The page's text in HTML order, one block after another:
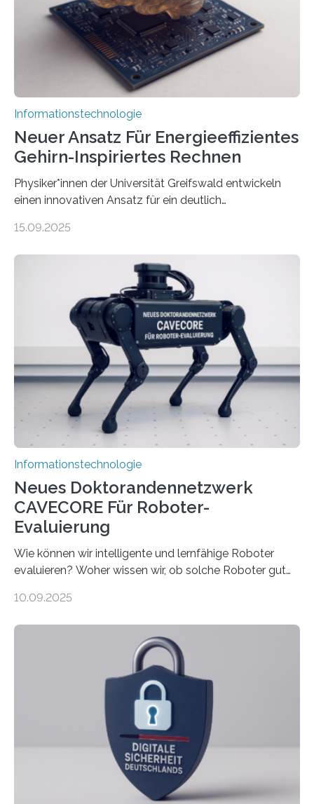
Animation, bei der Stimme, Körperbewegung, Gestik
und Mimik im Einklang sind…
Informationstechnologie
Neuer Ansatz Für Energieeffizientes
Gehirn-Inspiriertes Rechnen
Physiker*innen der Universität Greifswald entwickeln
einen innovativen Ansatz für ein deutlich
Lösungsweg ist inspiriert vom menschlichen Gehirn. Die
stellt die heutige Computertechnik vor
Herausforderungen. Herkömmliche Silizium-
Prozessoren stoßen an ihre Grenzen: Sie verbrauchen
viel Energie, die Speicher- und Verarbeitungseinheiten
sind voneinander getrennt und die Datenübertragung
bremst komplexe Anwendungen aus. Da KI-Modelle
immer größer werden und riesige Datenmengen
verarbeiten müssen, steigt der Bedarf an neuen
Rechenarchitekturen. Neben Quantencomputern
rücken dabei insbesondere…
15.09.2025
Informationstechnologie
Neues Doktorandennetzwerk
CAVECORE Für Roboter-
Evaluierung
Wie können wir intelligente und lernfähige Roboter
evaluieren? Woher wissen wir, ob solche Roboter gut
sich CAVECORE – ein neues Marie Skłodowska-Curie
koordiniert wird. Ab dem 1. September werden sich
über einen Zeitraum von vier Jahren insgesamt 15
Promovierende im Rahmen von CAVECORE mit
kognitiven Robotern beschäftigen – also mit Robotern,
die mittels Sensoren ihre Umgebung erfassen,
Informationen verarbeiten und häufig auch mit…
10.09.2025